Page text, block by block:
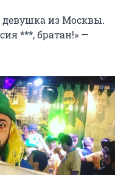
из Москвы.
***, братан!» —